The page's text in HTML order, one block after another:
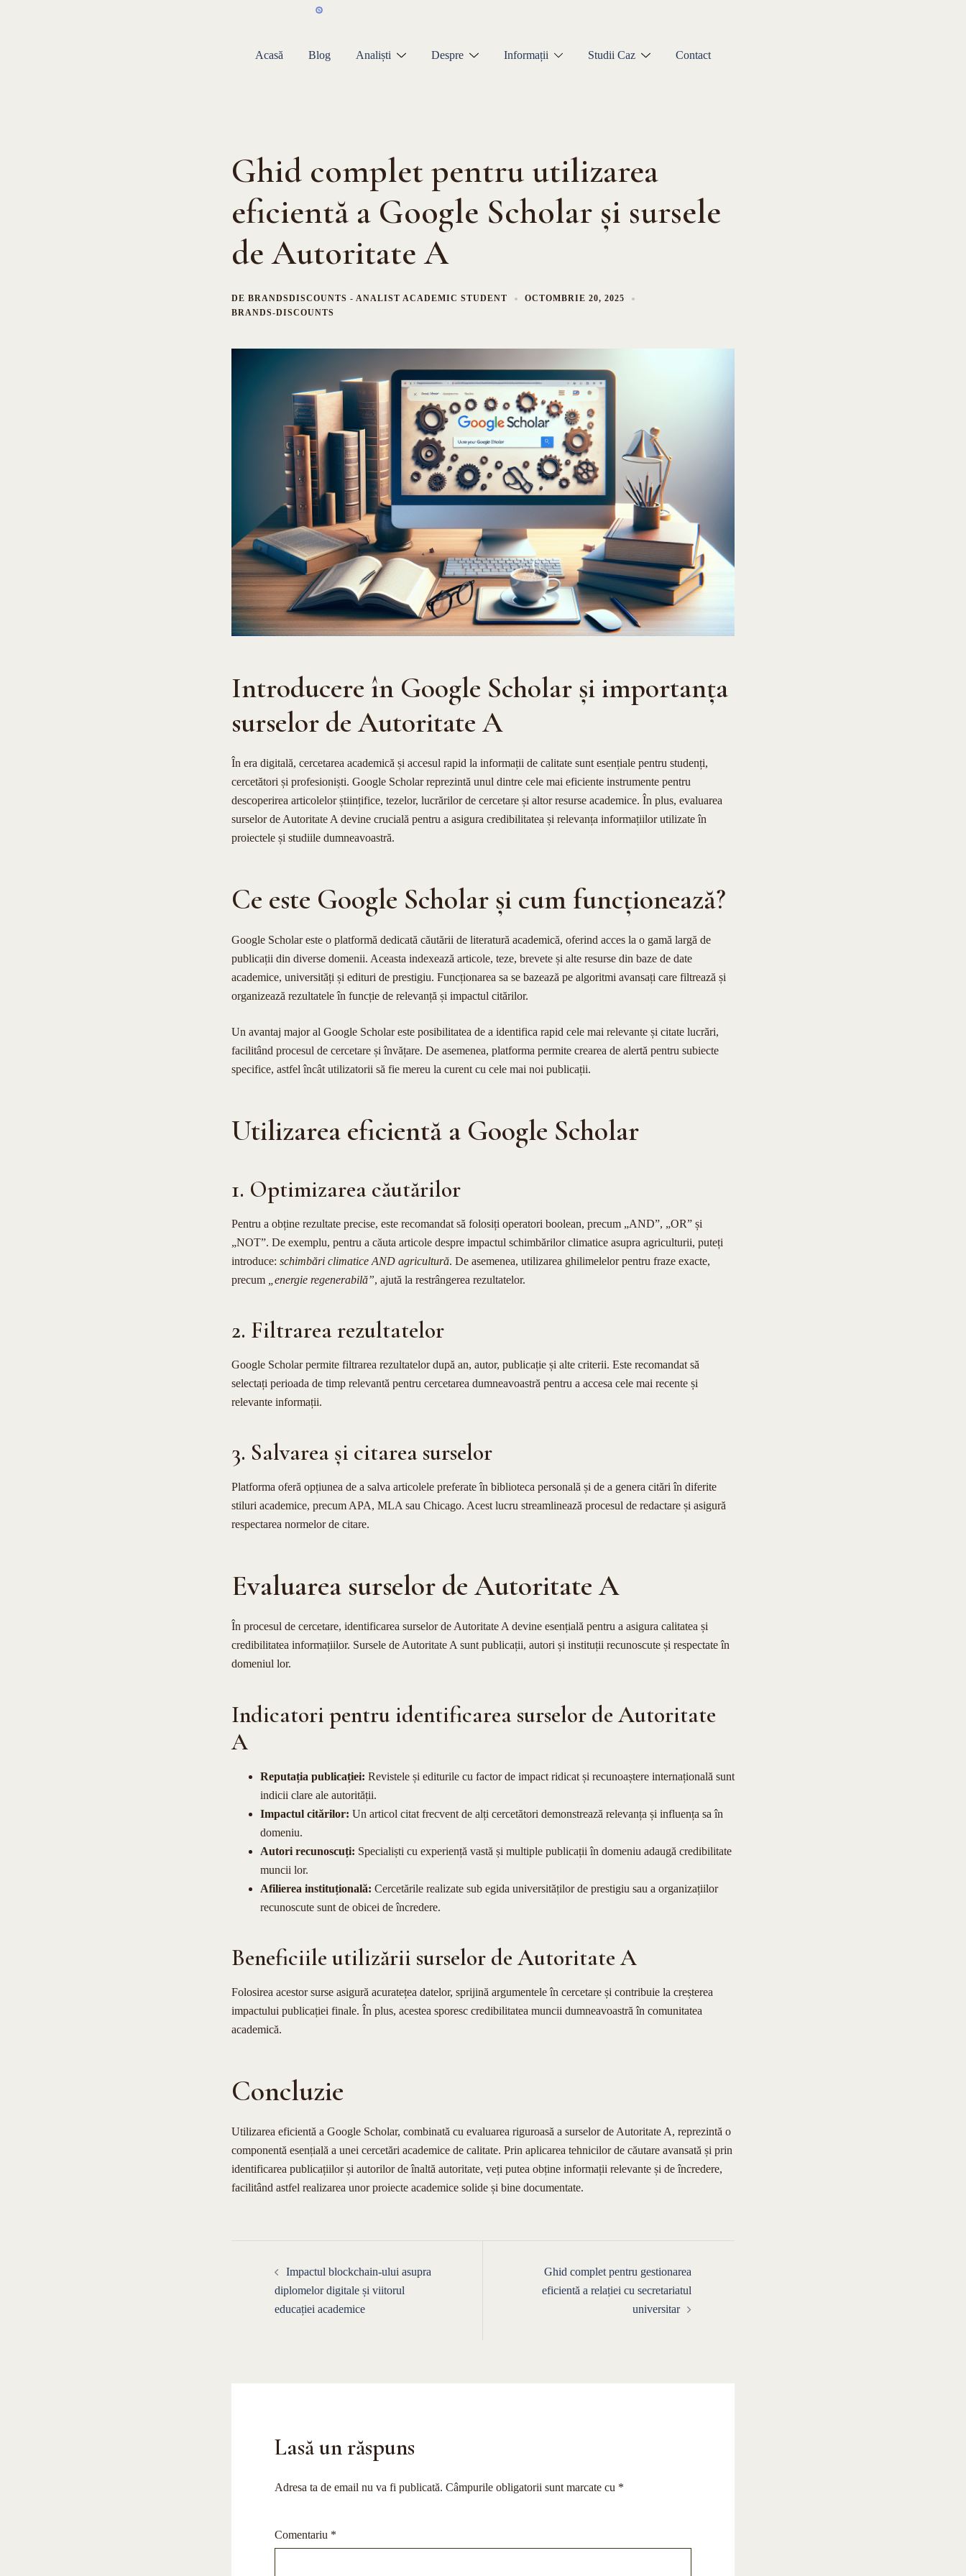
Acasă Blog Analiști Despre Informații Studii Caz Contact
Ghid complet pentru utilizarea
eficientă a Google Scholar și sursele
de Autoritate A
DE BRANDSDISCOUNTS - ANALIST ACADEMIC STUDENT
OCTOMBRIE 20, 2025
BRANDS-DISCOUNTS
Introducere în Google Scholar și importanța
surselor de Autoritate A
În era digitală, cercetarea academică și accesul rapid la informații de calitate sunt esențiale pentru studenți,
cercetători și profesioniști. Google Scholar reprezintă unul dintre cele mai eficiente instrumente pentru
descoperirea articolelor științifice, tezelor, lucrărilor de cercetare și altor resurse academice. În plus, evaluarea
surselor de Autoritate A devine crucială pentru a asigura credibilitatea și relevanța informațiilor utilizate în
proiectele și studiile dumneavoastră.
Ce este Google Scholar și cum funcționează?
Google Scholar este o platformă dedicată căutării de literatură academică, oferind acces la o gamă largă de
publicații din diverse domenii. Aceasta indexează articole, teze, brevete și alte resurse din baze de date
academice, universități și edituri de prestigiu. Funcționarea sa se bazează pe algoritmi avansați care filtrează și
organizează rezultatele în funcție de relevanță și impactul citărilor.
Un avantaj major al Google Scholar este posibilitatea de a identifica rapid cele mai relevante și citate lucrări,
facilitând procesul de cercetare și învățare. De asemenea, platforma permite crearea de alertă pentru subiecte
specifice, astfel încât utilizatorii să fie mereu la curent cu cele mai noi publicații.
Utilizarea eficientă a Google Scholar
1. Optimizarea căutărilor
Pentru a obține rezultate precise, este recomandat să folosiți operatori boolean, precum „AND”, „OR” și
„NOT”. De exemplu, pentru a căuta articole despre impactul schimbărilor climatice asupra agriculturii, puteți
introduce: schimbări climatice AND agricultură. De asemenea, utilizarea ghilimelelor pentru fraze exacte,
precum
„energie regenerabilă”, ajută la restrângerea rezultatelor.
2. Filtrarea rezultatelor
Google Scholar permite filtrarea rezultatelor după an, autor, publicație și alte criterii. Este recomandat să
selectați perioada de timp relevantă pentru cercetarea dumneavoastră pentru a accesa cele mai recente și
relevante informații.
3. Salvarea și citarea surselor
Platforma oferă opțiunea de a salva articolele preferate în biblioteca personală și de a genera citări în diferite
stiluri academice, precum APA, MLA sau Chicago. Acest lucru streamlinează procesul de redactare și asigură
respectarea normelor de citare.
Evaluarea surselor de Autoritate A
În procesul de cercetare, identificarea surselor de Autoritate A devine esențială pentru a asigura calitatea și
credibilitatea informațiilor. Sursele de Autoritate A sunt publicații, autori și instituții recunoscute și respectate în
domeniul lor.
Indicatori pentru identificarea surselor de Autoritate
A
Reputația publicației: Revistele și editurile cu factor de impact ridicat și recunoaștere internațională sunt
indicii clare ale autorității.
Impactul citărilor: Un articol citat frecvent de alți cercetători demonstrează relevanța și influența sa în
domeniu.
Autori recunoscuți: Specialiști cu experiență vastă și multiple publicații în domeniu adaugă credibilitate
muncii lor.
Afilierea instituțională: Cercetările realizate sub egida universităților de prestigiu sau a organizațiilor
recunoscute sunt de obicei de încredere.
Beneficiile utilizării surselor de Autoritate A
Folosirea acestor surse asigură acuratețea datelor, sprijină argumentele în cercetare și contribuie la creșterea
impactului publicației finale. În plus, acestea sporesc credibilitatea muncii dumneavoastră în comunitatea
academică.
Concluzie
Utilizarea eficientă a Google Scholar, combinată cu evaluarea riguroasă a surselor de Autoritate A, reprezintă o
componentă esențială a unei cercetări academice de calitate. Prin aplicarea tehnicilor de căutare avansată și prin
identificarea publicațiilor și autorilor de înaltă autoritate, veți putea obține informații relevante și de încredere,
facilitând astfel realizarea unor proiecte academice solide și bine documentate.
articole
Impactul blockchain-ului asupra
diplomelor digitale și viitorul
educației academice
Ghid complet pentru gestionarea
eficientă a relației cu secretariatul
universitar
Lasă un răspuns
Adresa ta de email nu va fi publicată. Câmpurile obligatorii sunt marcate cu *
Comentariu *